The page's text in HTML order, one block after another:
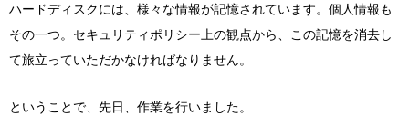
ハードディスクには、様々な情報が記憶されています。個人情報も
その一つ。セキュリティポリシー上の観点から、この記憶を消去し
て旅立っていただかなければなりません。
ということで、先日、作業を行いました。